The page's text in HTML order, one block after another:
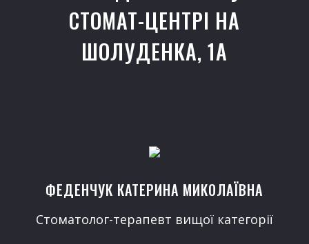
СТОМАТ-ЦЕНТРІ НА
ШОЛУДЕНКА, 1A
ФЕДЕНЧУК КАТЕРИНА МИКОЛАЇВНА
Стоматолог-терапевт вищої категорії